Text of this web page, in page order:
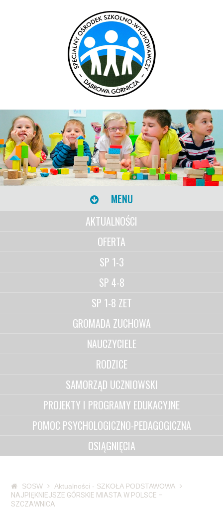
MENU
AKTUALNOŚCI
OFERTA
SP 1-3
SP 4-8
SP 1-8 ZET
GROMADA ZUCHOWA
NAUCZYCIELE
RODZICE
SAMORZĄD UCZNIOWSKI
PROJEKTY I PROGRAMY EDUKACYJNE
POMOC PSYCHOLOGICZNO-PEDAGOGICZNA
OSIĄGNIĘCIA
SOSW
Aktualności - SZKOŁA PODSTAWOWA
NAJPIĘKNIEJSZE GÓRSKIE MIASTA W POLSCE –
SZCZAWNICA